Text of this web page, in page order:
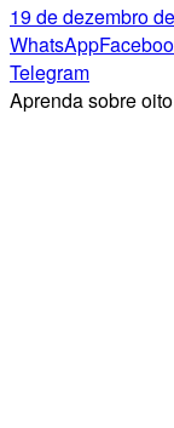
19 de dezembro
WhatsApp
Telegram
Aprenda sobre